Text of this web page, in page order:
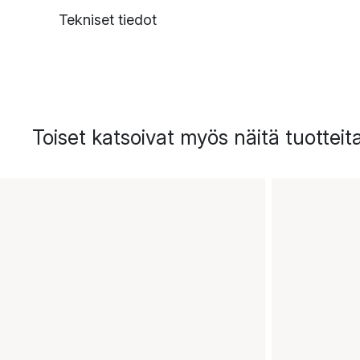
Tekniset tiedot
Toiset katsoivat myös näitä